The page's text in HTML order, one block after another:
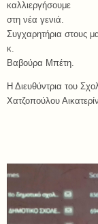
καλλιεργήσουμε
στη νέα γενιά.
Συγχαρητήρια στους
κ.
Βαβούρα Μπέτη.
Η Διευθύντρια του
Χατζοπούλου